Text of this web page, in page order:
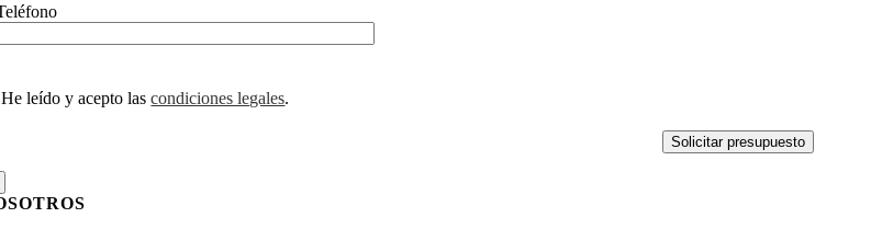
He leído y acepto lascondiciones legales.